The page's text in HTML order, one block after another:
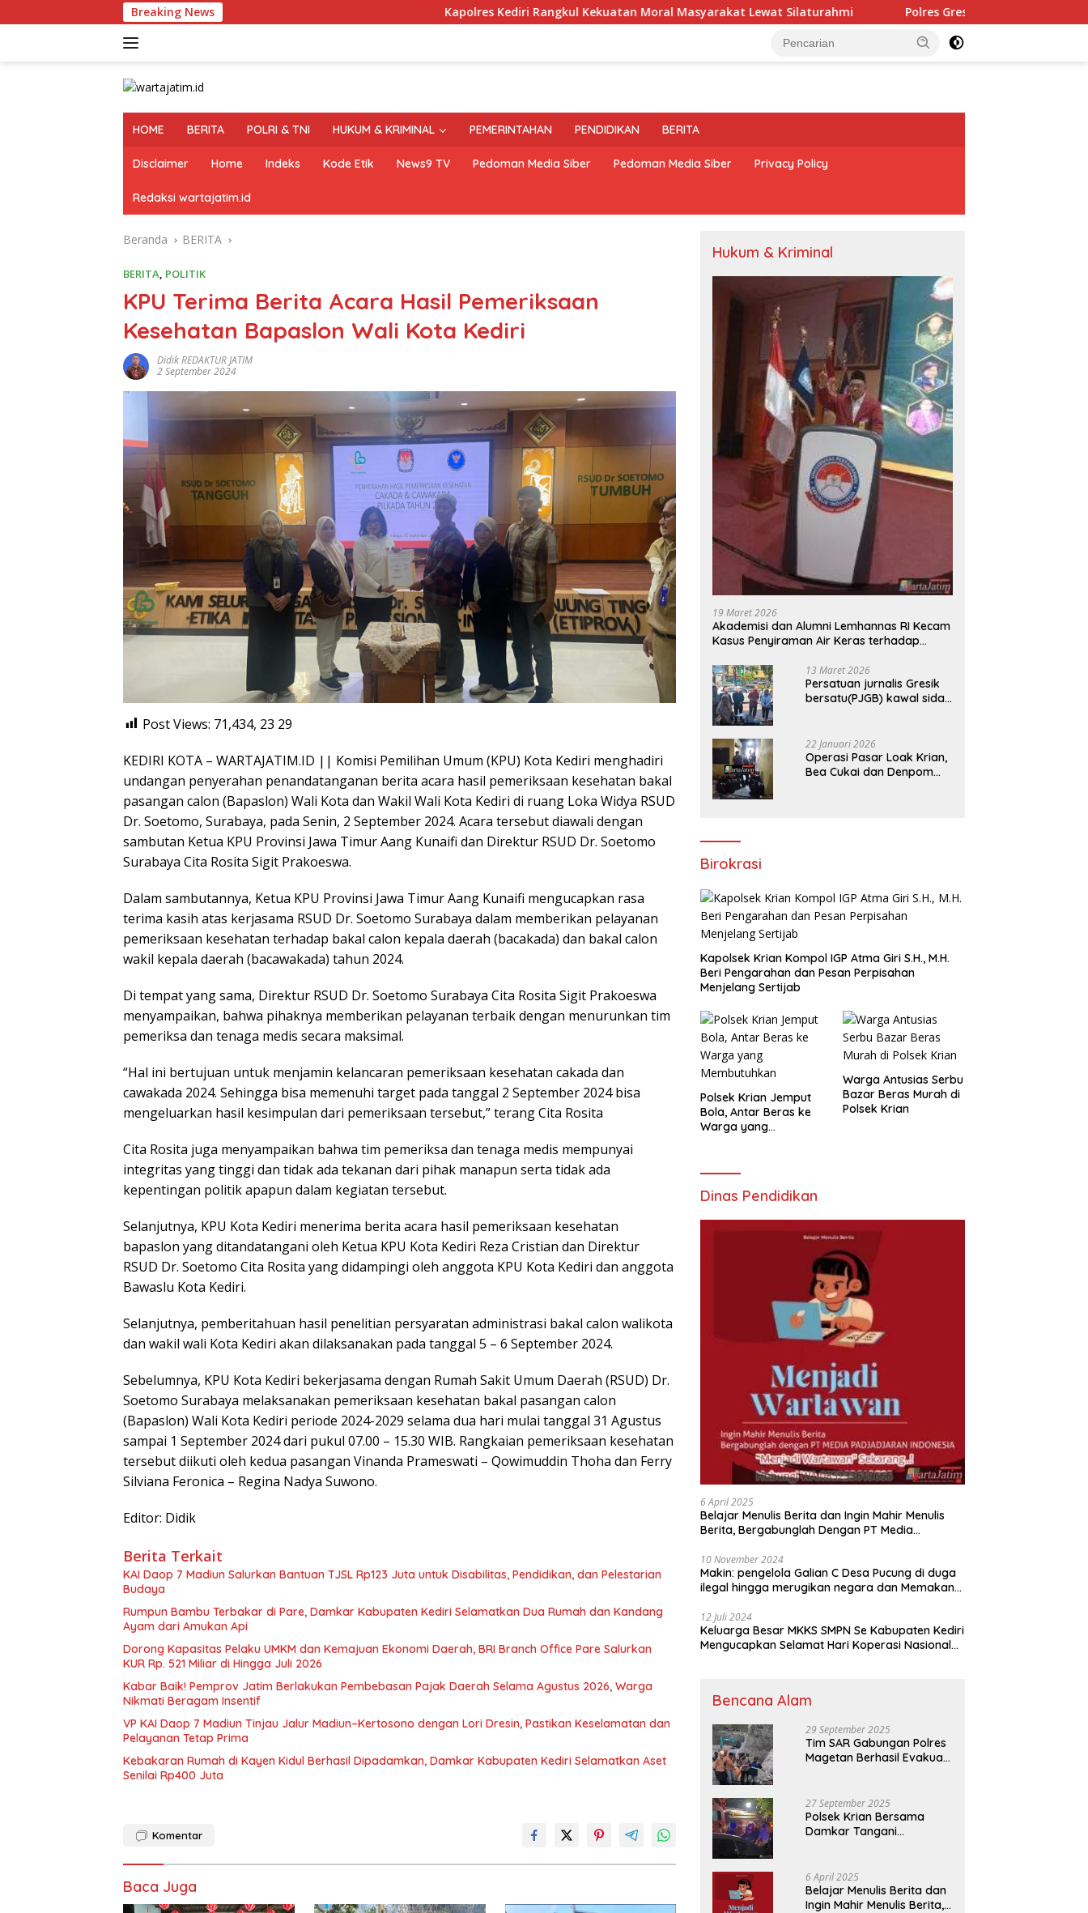
ke
Breaking News Kapolres Kediri Rangkul Kekuatan Moral Masyarakat Lewat Silaturahmi Polres Gresik Amankan Dua Tersangka Edarkan Sabu
HOME BERITA POLRI & TNI HUKUM & KRIMINAL PEMERINTAHAN PENDIDIKAN BERITA
Disclaimer Home Indeks Kode Etik News9 TV Pedoman Media Siber Pedoman Media Siber Privacy Policy
Redaksi wartajatim.id
Beranda BERITA
BERITA, POLITIK
KPU Terima Berita Acara Hasil Pemeriksaan
Kesehatan Bapaslon Wali Kota Kediri
Didik REDAKTUR JATIM
2 September 2024
Post Views: 71,434, 23 29
KEDIRI KOTA – WARTAJATIM.ID || Komisi Pemilihan Umum (KPU) Kota Kediri menghadiri
undangan penyerahan penandatanganan berita acara hasil pemeriksaan kesehatan bakal
pasangan calon (Bapaslon) Wali Kota dan Wakil Wali Kota Kediri di ruang Loka Widya RSUD
Dr. Soetomo, Surabaya, pada Senin, 2 September 2024. Acara tersebut diawali dengan
sambutan Ketua KPU Provinsi Jawa Timur Aang Kunaifi dan Direktur RSUD Dr. Soetomo
Surabaya Cita Rosita Sigit Prakoeswa.
Dalam sambutannya, Ketua KPU Provinsi Jawa Timur Aang Kunaifi mengucapkan rasa
terima kasih atas kerjasama RSUD Dr. Soetomo Surabaya dalam memberikan pelayanan
pemeriksaan kesehatan terhadap bakal calon kepala daerah (bacakada) dan bakal calon
wakil kepala daerah (bacawakada) tahun 2024.
Di tempat yang sama, Direktur RSUD Dr. Soetomo Surabaya Cita Rosita Sigit Prakoeswa
menyampaikan, bahwa pihaknya memberikan pelayanan terbaik dengan menurunkan tim
pemeriksa dan tenaga medis secara maksimal.
“Hal ini bertujuan untuk menjamin kelancaran pemeriksaan kesehatan cakada dan
cawakada 2024. Sehingga bisa memenuhi target pada tanggal 2 September 2024 bisa
mengeluarkan hasil kesimpulan dari pemeriksaan tersebut,” terang Cita Rosita
Cita Rosita juga menyampaikan bahwa tim pemeriksa dan tenaga medis mempunyai
integritas yang tinggi dan tidak ada tekanan dari pihak manapun serta tidak ada
kepentingan politik apapun dalam kegiatan tersebut.
Selanjutnya, KPU Kota Kediri menerima berita acara hasil pemeriksaan kesehatan
bapaslon yang ditandatangani oleh Ketua KPU Kota Kediri Reza Cristian dan Direktur
RSUD Dr. Soetomo Cita Rosita yang didampingi oleh anggota KPU Kota Kediri dan anggota
Bawaslu Kota Kediri.
Selanjutnya, pemberitahuan hasil penelitian persyaratan administrasi bakal calon walikota
dan wakil wali Kota Kediri akan dilaksanakan pada tanggal 5 – 6 September 2024.
Sebelumnya, KPU Kota Kediri bekerjasama dengan Rumah Sakit Umum Daerah (RSUD) Dr.
Soetomo Surabaya melaksanakan pemeriksaan kesehatan bakal pasangan calon
(Bapaslon) Wali Kota Kediri periode 2024-2029 selama dua hari mulai tanggal 31 Agustus
sampai 1 September 2024 dari pukul 07.00 – 15.30 WIB. Rangkaian pemeriksaan kesehatan
tersebut diikuti oleh kedua pasangan Vinanda Prameswati – Qowimuddin Thoha dan Ferry
Silviana Feronica – Regina Nadya Suwono.
Editor: Didik
Berita Terkait
KAI Daop 7 Madiun Salurkan Bantuan TJSL Rp123 Juta untuk Disabilitas, Pendidikan, dan Pelestarian
Budaya
Rumpun Bambu Terbakar di Pare, Damkar Kabupaten Kediri Selamatkan Dua Rumah dan Kandang
Ayam dari Amukan Api
Dorong Kapasitas Pelaku UMKM dan Kemajuan Ekonomi Daerah, BRI Branch Office Pare Salurkan
KUR Rp. 521 Miliar di Hingga Juli 2026
Kabar Baik! Pemprov Jatim Berlakukan Pembebasan Pajak Daerah Selama Agustus 2026, Warga
Nikmati Beragam Insentif
VP KAI Daop 7 Madiun Tinjau Jalur Madiun–Kertosono dengan Lori Dresin, Pastikan Keselamatan dan
Pelayanan Tetap Prima
Kebakaran Rumah di Kayen Kidul Berhasil Dipadamkan, Damkar Kabupaten Kediri Selamatkan Aset
Senilai Rp400 Juta
Komentar
Baca Juga
Hukum & Kriminal
19 Maret 2026
Akademisi dan Alumni Lemhannas RI Kecam
Kasus Penyiraman Air Keras terhadap
13 Maret 2026
Persatuan jurnalis Gresik
bersatu(PJGB) kawal sidak
atas nama Molyo Cipto
amin
22 Januari 2026
Operasi Pasar Loak Krian,
Bea Cukai dan Denpom
Birokrasi
Kapolsek Krian Kompol IGP Atma Giri S.H., M.H.
Beri Pengarahan dan Pesan Perpisahan
Menjelang Sertijab
Polsek Krian Jemput
Bola, Antar Beras ke
Warga yang
Warga Antusias Serbu
Bazar Beras Murah di
Polsek Krian
Dinas Pendidikan
6 April 2025
Belajar Menulis Berita dan Ingin Mahir Menulis
Berita, Bergabunglah Dengan PT Media
10 November 2024
Makin: pengelola Galian C Desa Pucung di duga
ilegal hingga merugikan negara dan Memakan
12 Juli 2024
Keluarga Besar MKKS SMPN Se Kabupaten Kediri
Mengucapkan Selamat Hari Koperasi Nasional
Bencana Alam
29 September 2025
Tim SAR Gabungan Polres
Magetan Berhasil Evakuasi
27 September 2025
Polsek Krian Bersama
Damkar Tangani
Cluster Lotus
6 April 2025
Belajar Menulis Berita dan
Ingin Mahir Menulis Berita,